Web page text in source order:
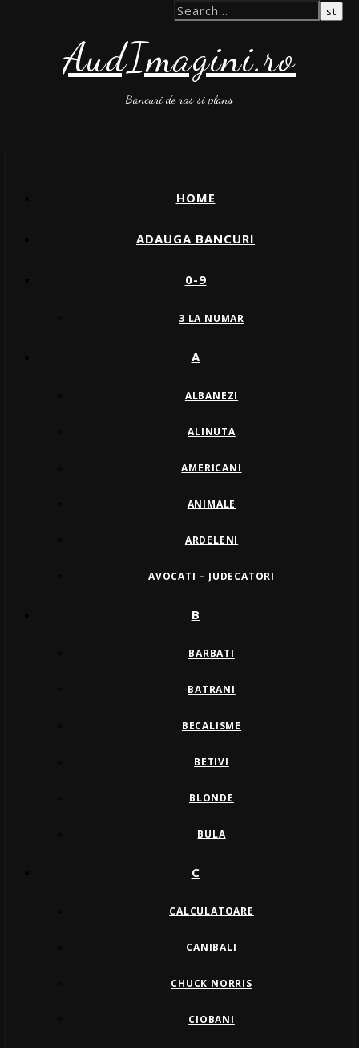
AudImagini.ro
Bancuri de ras si plans
HOME
ADAUGA BANCURI
0-9
3 LA NUMAR
A
ALBANEZI
ALINUTA
AMERICANI
ANIMALE
ARDELENI
AVOCATI – JUDECATORI
B
BARBATI
BATRANI
BECALISME
BETIVI
BLONDE
BULA
C
CALCULATOARE
CANIBALI
CHUCK NORRIS
CIOBANI